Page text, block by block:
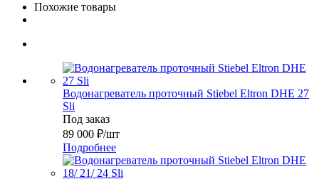
Похожие товары
Водонагреватель проточный Stiebel Eltron DHE 27
Sli
Под заказ
89 000 ₽/шт
Подробнее